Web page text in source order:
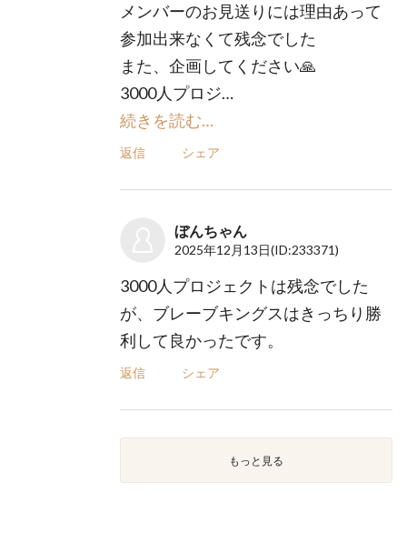
メンバーのお見送りには理由あって
参加出来なくて残念でした
また、企画してください🙏
3000人プロジ…
続きを読む…
返信 シェア
ぼんちゃん
2025年12月13日(ID:233371)
3000人プロジェクトは残念でした
が、ブレーブキングスはきっちり勝
利して良かったです。
返信 シェア
もっと見る